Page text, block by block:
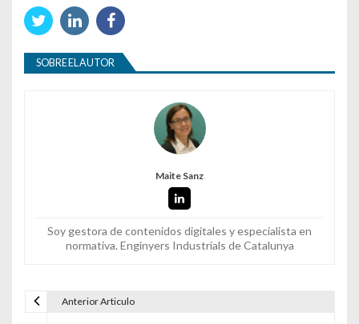
SOBRE EL AUTOR
Maite Sanz
Soy gestora de contenidos digitales y especialista en
normativa. Enginyers Industrials de Catalunya
Navegación de entradas
Anterior Articulo